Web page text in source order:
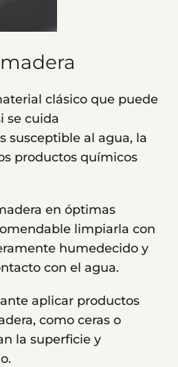
clásico que puede
se cuida
susceptible al agua, la
productos químicos
en óptimas
limpiarla con
humedecido y
con el agua.
aplicar productos
como ceras o
la superficie y